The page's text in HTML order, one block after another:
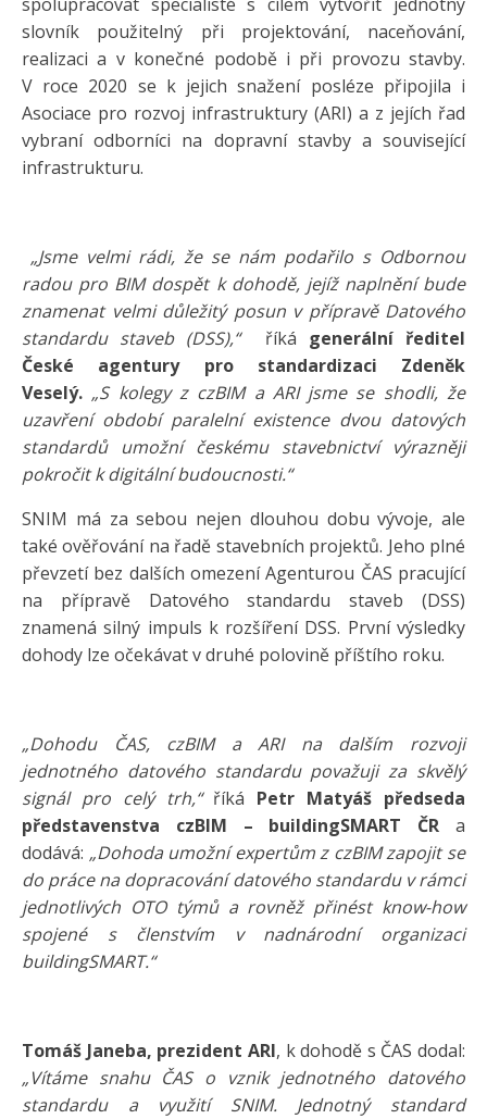
slovník použitelný při projektování, naceňování,
realizaci a v konečné podobě i při provozu stavby.
V roce 2020 se k jejich snažení posléze připojila i
Asociace pro rozvoj infrastruktury (ARI) a z jejích řad
vybraní odborníci na dopravní stavby a související
infrastrukturu.
„Jsme velmi rádi, že se nám podařilo s Odbornou
radou pro BIM dospět k dohodě, jejíž naplnění bude
znamenat velmi důležitý posun v přípravě Datového
standardu staveb (DSS),“říká generální ředitel
České agentury pro standardizaci Zdeněk
Veselý. „S kolegy z czBIM a ARI jsme se shodli, že
uzavření období paralelní existence dvou datových
standardů umožní českému stavebnictví výrazněji
pokročit k digitální budoucnosti.“
SNIM má za sebou nejen dlouhou dobu vývoje, ale
také ověřování na řadě stavebních projektů. Jeho plné
převzetí bez dalších omezení Agenturou ČAS pracující
na přípravě Datového standardu staveb (DSS)
znamená silný impuls k rozšíření DSS. První výsledky
dohody lze očekávat v druhé polovině příštího roku.
„Dohodu ČAS, czBIM a ARI na dalším rozvoji
jednotného datového standardu považuji za skvělý
signál pro celý trh,“říká Petr Matyáš předseda
představenstva czBIM – buildingSMART ČR a
dodává: „Dohoda umožní expertům z czBIM zapojit se
do práce na dopracování datového standardu v rámci
jednotlivých OTO týmů a rovněž přinést know-how
spojené s členstvím v nadnárodní organizaci
buildingSMART.“
Tomáš Janeba, prezident ARI, k dohodě s ČAS dodal:
„Vítáme snahu ČAS o vznik jednotného datového
standardu a využití SNIM. Jednotný standard